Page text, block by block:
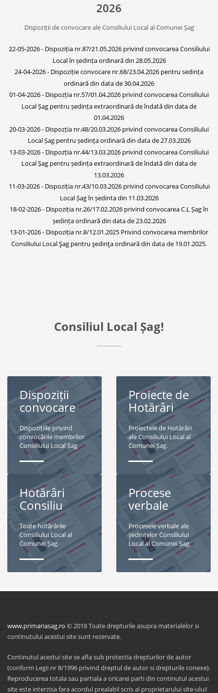
2026
Dispoziții de convocare ale Consiliului Local al Comunei Șag
22-05-2026 - Dispoziția nr.87/21.05.2026 privind convocarea Consiliului
Local în ședința ordinară din 28.05.2026
24-04-2026 - Dispoziție convocare nr.68/23.04.2026 pentru sedința
ordinară din data de 30.04.2026
01-04-2026 - Dispozția nr.57/01.04.2026 privind convocarea Consiliului
Local Șag pentru ședința extraordinară de îndată din data de
01.04.2026
20-03-2026 - Dispozția nr.48/20.03.2026 privind convocarea Consiliului
Local Șag pentru ședința ordinară din data de 27.03.2026
13-03-2026 - Dispozția nr.44/13.03.2026 privind convocarea Consiliului
Local Șag pentru ședința extraordinară de îndată din data de
13.03.2026
11-03-2026 - Dispoziția nr.43/10.03.2026 privind convocarea Consiliului
Local Șag în ședinta din 11.03.2026
18-02-2026 - Dispoziția nr.26/17.02.2026 privind convocarea C.L Șag în
ședința ordinară din data de 23.02.2026
13-01-2026 - Dispoziția nr.8/12.01.2025 Privind convocarea membrilor
Consiliului Local Şag pentru şedinţa ordinară din data de 19.01.2025.
Consiliul Local Șag!
Dispoziții
convocare
Dispozițiile privind
convocările membrilor
Consiliului Local Șag
Proiecte de
Hotărâri
Proiectele de Hotărâri
ale Consiliului Local al
Comunei Șag.
Hotărâri
Consiliu
Toate hotărârile
Consiliului Local al
Comunei Șag.
Procese
verbale
Procesele verbale ale
ședințelor Consiliului
Local al Comunei Șag.
www.primariasag.ro © 2018 Toate drepturile asupra materialelor si
continutului acestui site sunt rezervate.
Continutul acestui site se afla sub protectia drepturilor de autor
(conform Legii nr 8/1996 privind dreptul de autor si drepturile conexe).
Reproducerea totala sau partiala a oricarei parti din continutul acestui
site este interzisa fara acordul prealabil scris al proprietarului site-ului!